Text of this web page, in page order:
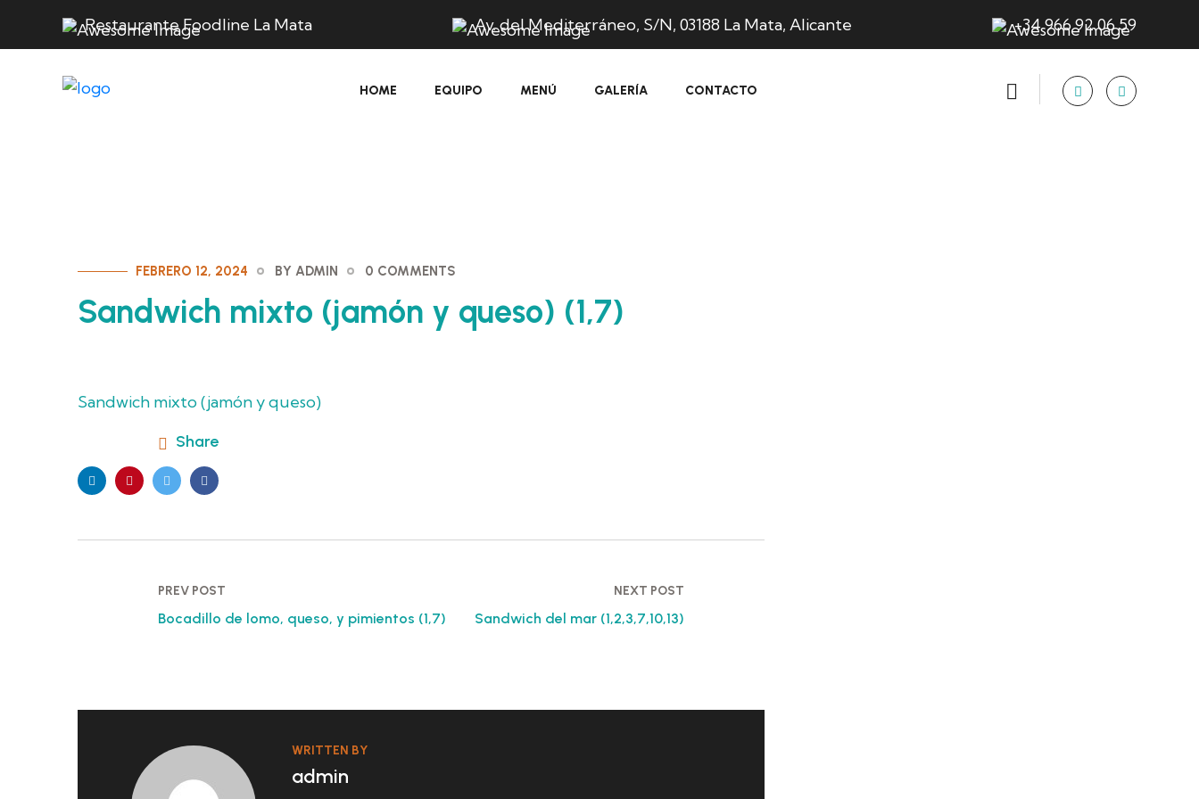
Restaurante Foodline La Mata Av. del Mediterráneo, S/N, 03188 La Mata, Alicante +34 966 92 06 59
HOME EQUIPO MENÚ GALERÍA CONTACTO
FEBRERO 12, 2024 BY ADMIN 0 COMMENTS
Sandwich mixto (jamón y queso) (1,7)
Sandwich mixto (jamón y queso)
Share
PREV POST
Bocadillo de lomo, queso, y pimientos (1,7)
NEXT POST
Sandwich del mar (1,2,3,7,10,13)
WRITTEN BY
admin